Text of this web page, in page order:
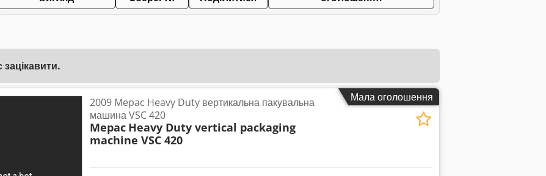
Мала оголошення
2009 Mepac Heavy Duty вертикальна пакувальна
машина VSC 420
Mepac Heavy Duty vertical packaging
machine VSC 420